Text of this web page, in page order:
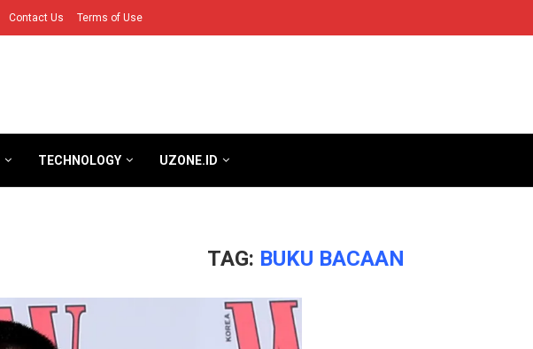
Contact Us Terms of Use
TECHNOLOGY UZONE.ID
TAG: BUKU BACAAN